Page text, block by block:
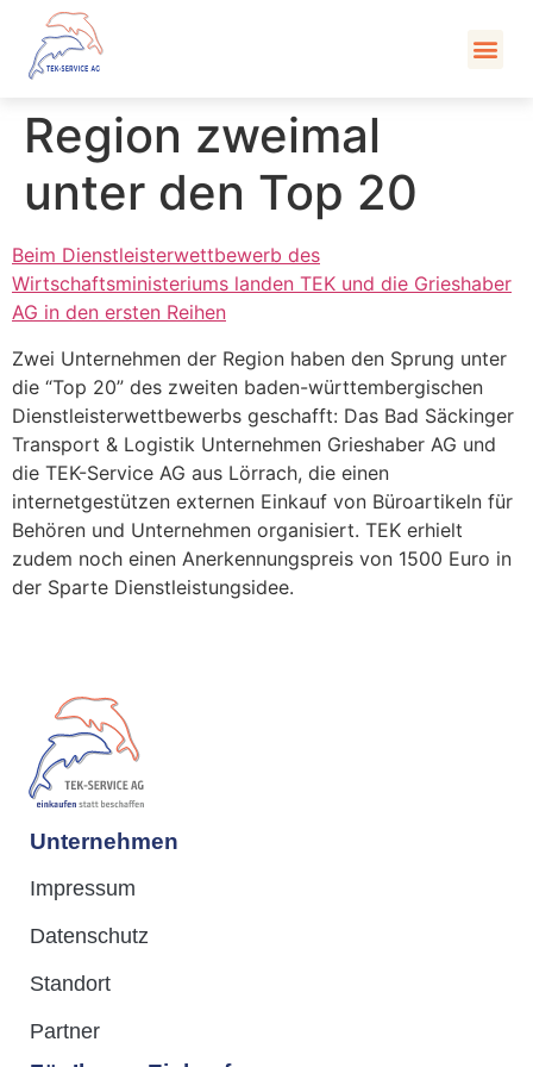
Region zweimal
unter den Top 20
Beim Dienstleisterwettbewerb des
Wirtschaftsministeriums landen TEK und die Grieshaber
AG in den ersten Reihen
Zwei Unternehmen der Region haben den Sprung unter
die “Top 20” des zweiten baden-württembergischen
Dienstleisterwettbewerbs geschafft: Das Bad Säckinger
Transport & Logistik Unternehmen Grieshaber AG und
die TEK-Service AG aus Lörrach, die einen
internetgestützen externen Einkauf von Büroartikeln für
Behören und Unternehmen organisiert. TEK erhielt
zudem noch einen Anerkennungspreis von 1500 Euro in
der Sparte Dienstleistungsidee.
Unternehmen
Impressum
Datenschutz
Standort
Partner